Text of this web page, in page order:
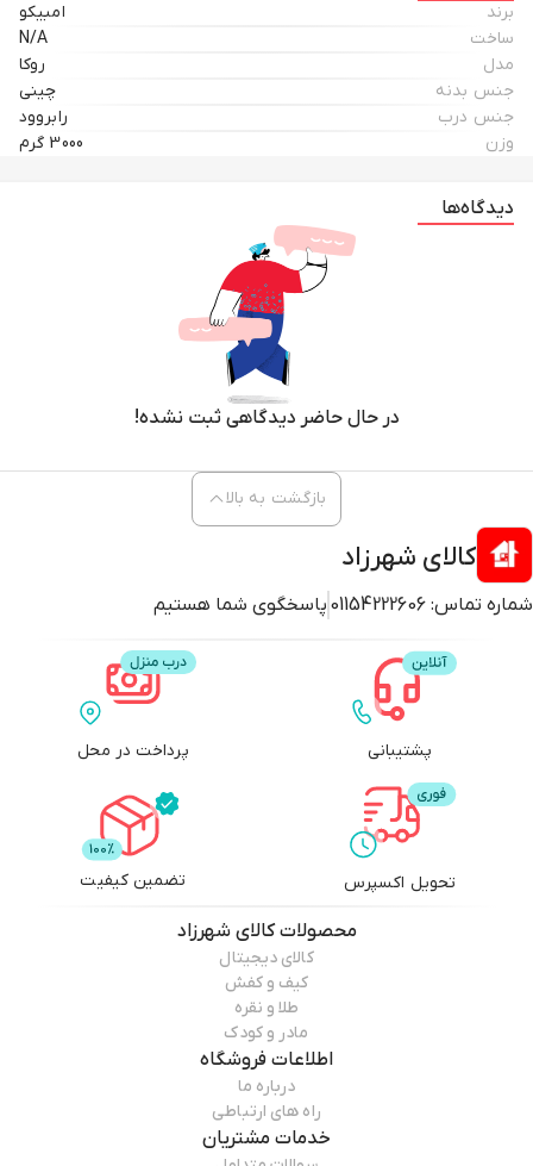
برند
امبیکو
ساخت
N/A
مدل
روکا
جنس بدنه
چینی
جنس درب
رابروود
وزن
3000 گرم
دیدگاه‌ها
در حال حاضر دیدگاهی ثبت نشده!
کالای شهرزاد
شماره تماس: 01154222606 پاسخگوی شما هستیم
بازگشت به بالا
پشتیبانی پرداخت در محل
تحویل اکسپرس تضمین کیفیت
محصولاتکالای شهرزاد
کالای دیجیتال
کیف و کفش
طلا و نقره
مادر و کودک
اطلاعات فروشگاه
درباره ما
راه های ارتباطی
خدمات مشتریان